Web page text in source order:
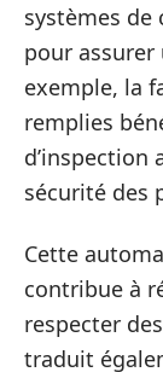
systèmes
pour
exemple, la
remplies
sécurité des
Cette
contribue à
respecter
traduit